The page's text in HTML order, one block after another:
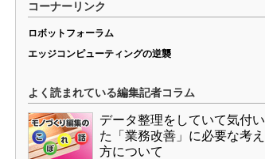
コーナーリンク
ロボットフォーラム
エッジコンピューティングの逆襲
よく読まれている編集記者コラム
データ整理をしていて気付い
た「業務改善」に必要な考え
方について